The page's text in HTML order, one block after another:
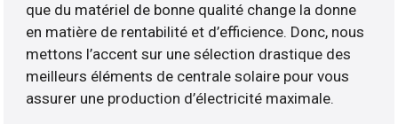
que du matériel de bonne qualité change la donne
en matière de rentabilité et d’efficience. Donc, nous
mettons l’accent sur une sélection drastique des
meilleurs éléments de centrale solaire pour vous
assurer une production d’électricité maximale.